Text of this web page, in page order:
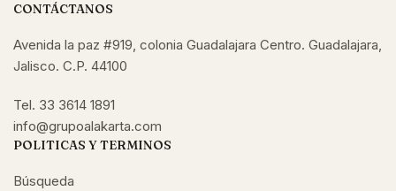
CONTÁCTANOS
Avenida la paz #919, colonia Guadalajara Centro. Guadalajara,
Jalisco. C.P. 44100
Tel. 33 3614 1891
info@grupoalakarta.com
POLITICAS Y TERMINOS
Búsqueda